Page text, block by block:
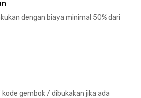
dengan biaya minimal 50% dari
gembok / dibukakan jika ada